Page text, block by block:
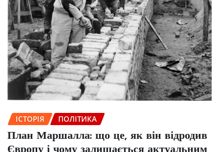
ІСТОРІЯ ПОЛІТИКА
План Маршалла: що це, як він відродив